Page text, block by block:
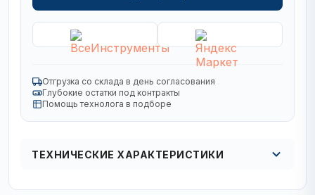
Отгрузка со склада в день согласования
Глубокие остатки под контракты
Помощь технолога в подборе
ТЕХНИЧЕСКИЕ ХАРАКТЕРИСТИКИ
Кол в упаковке